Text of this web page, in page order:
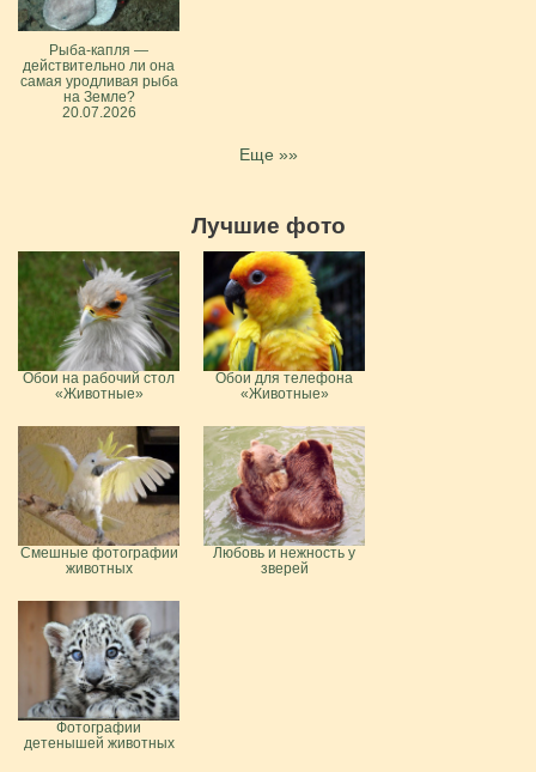
Рыба-капля —
действительно ли она
самая уродливая рыба
на Земле?
20.07.2026
Еще »»
Лучшие фото
Обои на рабочий стол
«Животные»
Обои для телефона
«Животные»
Смешные фотографии
животных
Любовь и нежность у
зверей
Фотографии
детенышей животных